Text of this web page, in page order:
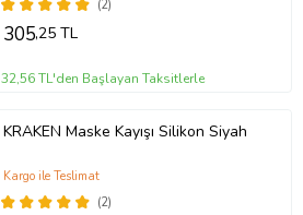
(2)
305,25 TL
32,56 TL'den Başlayan Taksitlerle
KRAKEN Maske Kayışı Silikon Siyah
(2)
Kargo ile Teslimat